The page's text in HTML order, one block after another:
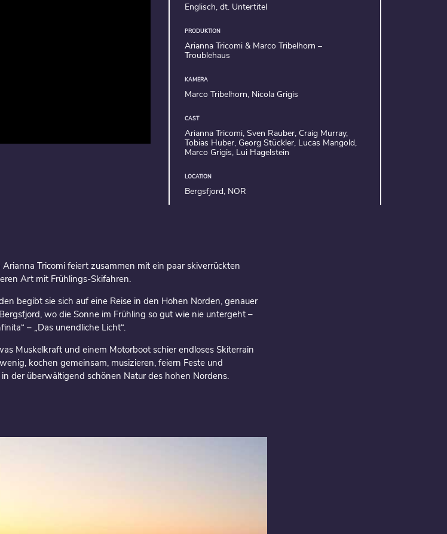
Englisch, dt. Untertitel
PRODUKTION
Arianna Tricomi & Marco Tribelhorn –
Troublehaus
KAMERA
Marco Tribelhorn, Nicola Grigis
CAST
Arianna Tricomi, Sven Rauber, Craig Murray,
Tobias Huber, Georg Stückler, Lucas Mangold,
Marco Grigis, Lui Hagelstein
LOCATION
Bergsfjord, NOR
Tricomi feiert zusammen mit ein paar skiverrückten
Art mit Frühlings-Skifahren.
begibt sie sich auf eine Reise in den Hohen Norden, genauer
wo die Sonne im Frühling so gut wie nie untergeht –
– „Das unendliche Licht“.
Muskelkraft und einem Motorboot schier endloses Skiterrain
kochen gemeinsam, musizieren, feiern Feste und
der überwältigend schönen Natur des hohen Nordens.